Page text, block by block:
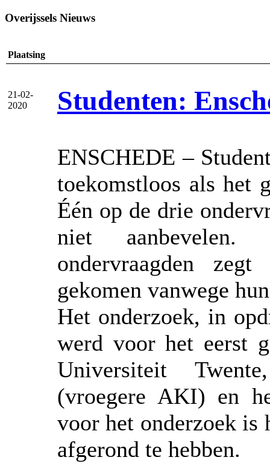
Overijssels Nieuws
Plaatsing
21-02-
2020
Studenten:
ENSCHEDE –
toekomstloos als het
Één op de drie
niet
ondervraagden
gekomen vanwege
Het onderzoek, in
werd voor het eerst
Universiteit
(vroegere AKI) en
voor het onderzoek is
afgerond te hebben.